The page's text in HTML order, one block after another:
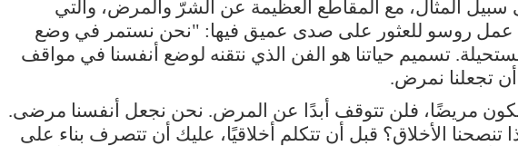
سبيل المثال، مع المقاطع العظيمة عن الشرّ والمرض، والتي
عمل روسو للعثور على صدى عميق فيها: "نحن نستمر في وضع
تسميم حياتنا هو الفن الذي نتقنه لوضع أنفسنا في مواقف
تجعلنا نمرض.
مريضًا، فلن تتوقف أبدًا عن المرض. نحن نجعل أنفسنا مرضى.
تنصحنا الأخلاق؟ قبل أن تتكلم أخلاقيًا، عليك أن تتصرف بناء على